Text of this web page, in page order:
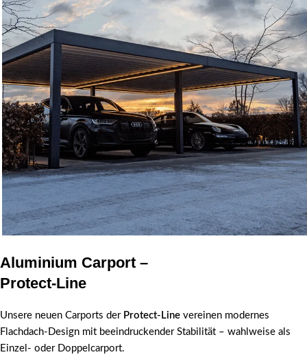
Carport Protect-Line
Ihr Fahrzeug verdient den besten Schutz -
Stilvoll. Langlebig. Wartungsarm.
Aluminium Carport –
Protect-Line
Unsere neuen Carports der Protect-Line vereinen modernes
Flachdach-Design mit beeindruckender Stabilität – wahlweise als
Einzel- oder Doppelcarport.